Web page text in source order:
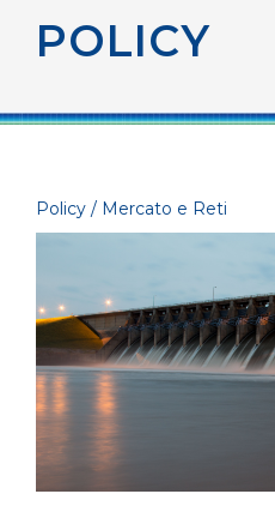
POLICY
Policy / Mercato e Reti